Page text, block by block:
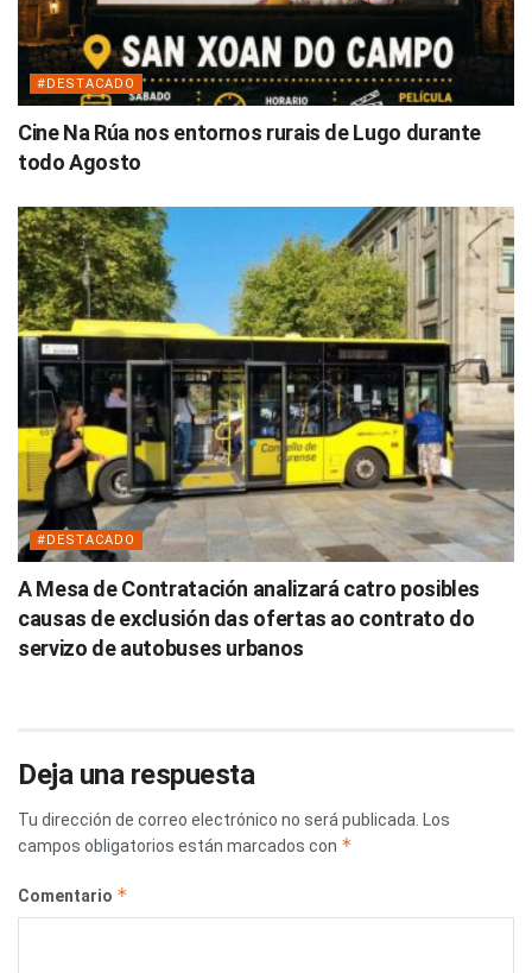
#DESTACADO
Cine Na Rúa nos entornos rurais de Lugo durante
todo Agosto
#DESTACADO
A Mesa de Contratación analizará catro posibles
causas de exclusión das ofertas ao contrato do
servizo de autobuses urbanos
Deja una respuesta
Tu dirección de correo electrónico no será publicada.
Los
campos obligatorios están marcados con *
Comentario *